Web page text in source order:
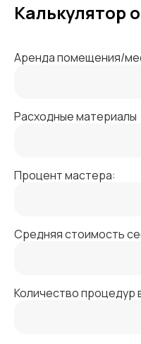
Калькулятор
Аренда помещения/
Расходные материалы
Процент мастера:
Средняя стоимость
Количество процедур